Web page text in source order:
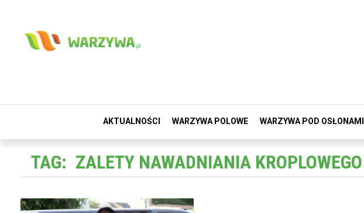
AKTUALNOŚCI WARZYWA POLOWE WARZYWA POD OSŁONAMI
TAG: ZALETY NAWADNIANIA KROPLOWEGO